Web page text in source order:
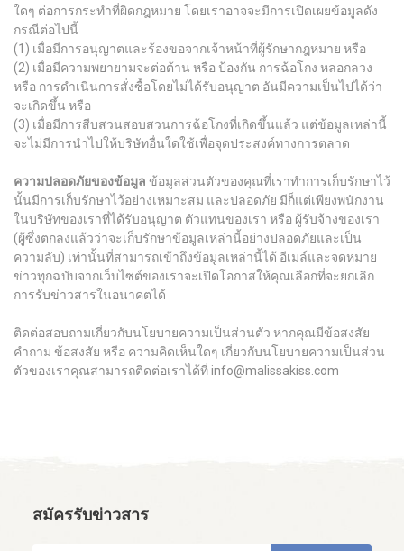
ใดๆ ต่อการกระทำที่ผิดกฎหมาย โดยเราอาจจะมีการเปิดเผยข้อมูลดัง
กรณีต่อไปนี้
(1) เมื่อมีการอนุญาตและร้องขอจากเจ้าหน้าที่ผู้รักษากฎหมาย หรือ
(2) เมื่อมีความพยายามจะต่อต้าน หรือ ป้องกัน การฉ้อโกง หลอกลวง
หรือ การดำเนินการสั่งซื้อโดยไม่ได้รับอนุญาต อันมีความเป็นไปได้ว่า
จะเกิดขึ้น หรือ
(3) เมื่อมีการสืบสวนสอบสวนการฉ้อโกงที่เกิดขึ้นแล้ว แต่ข้อมูลเหล่านี้
จะไม่มีการนำไปให้บริษัทอื่นใดใช้เพื่อจุดประสงค์ทางการตลาด
ความปลอดภัยของข้อมูล ข้อมูลส่วนตัวของคุณที่เราทำการเก็บรักษาไว้
นั้นมีการเก็บรักษาไว้อย่างเหมาะสม และปลอดภัย มีก็แต่เพียงพนักงาน
ในบริษัทของเราที่ได้รับอนุญาต ตัวแทนของเรา หรือ ผู้รับจ้างของเรา
(ผู้ซึ่งตกลงแล้วว่าจะเก็บรักษาข้อมูลเหล่านี้อย่างปลอดภัยและเป็น
ความลับ) เท่านั้นที่สามารถเข้าถึงข้อมูลเหล่านี้ได้ อีเมล์และจดหมาย
ข่าวทุกฉบับจากเว็บไซต์ของเราจะเปิดโอกาสให้คุณเลือกที่จะยกเลิก
การรับข่าวสารในอนาคตได้
ติดต่อสอบถามเกี่ยวกับนโยบายความเป็นส่วนตัว หากคุณมีข้อสงสัย
คำถาม ข้อสงสัย หรือ ความคิดเห็นใดๆ เกี่ยวกับนโยบายความเป็นส่วน
ตัวของเราคุณสามารถติดต่อเราได้ที่info@malissakiss.com
สมัครรับข่าวสาร